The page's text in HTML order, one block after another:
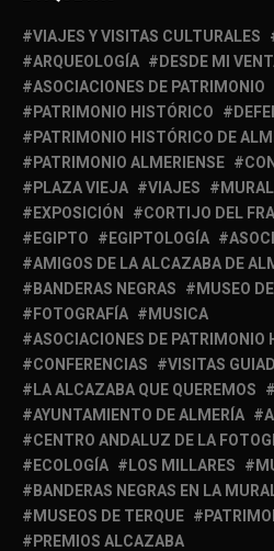
VIAJES Y VISITAS CULTURALES
ARQUEOLOGÍA
DESDE MI
ASOCIACIONES DE PATRIMONIO
PATRIMONIO HISTÓRICO
PATRIMONIO HISTÓRICO DE
PATRIMONIO ALMERIENSE
PLAZA VIEJA
VIAJES
EXPOSICIÓN
CORTIJO DEL
EGIPTO
EGIPTOLOGÍA
AMIGOS DE LA ALCAZABA DE
BANDERAS NEGRAS
MUSEO
FOTOGRAFÍA
MUSICA
ASOCIACIONES DE PATRIMONIO
CONFERENCIAS
VISITAS
LA ALCAZABA QUE QUEREMOS
AYUNTAMIENTO DE ALMERÍA
CENTRO ANDALUZ DE LA
ECOLOGÍA
LOS MILLARES
BANDERAS NEGRAS EN LA
MUSEOS DE TERQUE
PREMIOS ALCAZABA